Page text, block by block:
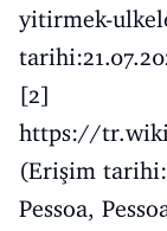
yitirmek-
[2]
https://
(Erişim
Pessoa,